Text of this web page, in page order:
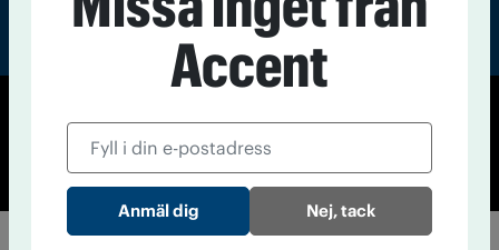
© Tidningen Accent 2026
Cookiepolicy
Personuppgiftspolicy
Accent
Nej, tack